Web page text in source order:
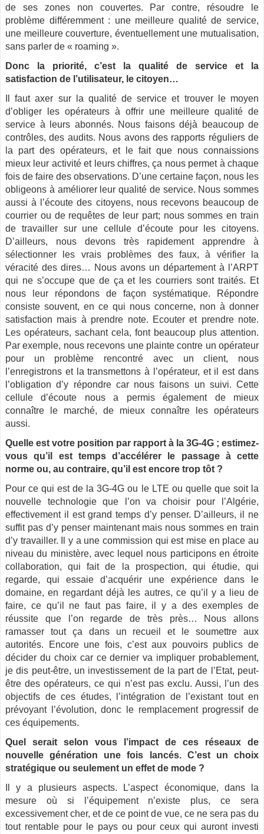
de ses zones non couvertes. Par contre, résoudre le
problème différemment : une meilleure qualité de service,
une meilleure couverture, éventuellement une mutualisation,
sans parler de « roaming ».
Donc la priorité, c’est la qualité de service et la
satisfaction de l’utilisateur, le citoyen…
Il faut axer sur la qualité de service et trouver le moyen
d’obliger les opérateurs à offrir une meilleure qualité de
service à leurs abonnés. Nous faisons déjà beaucoup de
contrôles, des audits. Nous avons des rapports réguliers de
la part des opérateurs, et le fait que nous connaissions
mieux leur activité et leurs chiffres, ça nous permet à chaque
fois de faire des observations. D’une certaine façon, nous les
obligeons à améliorer leur qualité de service. Nous sommes
aussi à l’écoute des citoyens, nous recevons beaucoup de
courrier ou de requêtes de leur part; nous sommes en train
de travailler sur une cellule d’écoute pour les citoyens.
D’ailleurs, nous devons très rapidement apprendre à
sélectionner les vrais problèmes des faux, à vérifier la
véracité des dires… Nous avons un département à l’ARPT
qui ne s’occupe que de ça et les courriers sont traités. Et
nous leur répondons de façon systématique. Répondre
consiste souvent, en ce qui nous concerne, non à donner
satisfaction mais à prendre note. Ecouter et prendre note.
Les opérateurs, sachant cela, font beaucoup plus attention.
Par exemple, nous recevons une plainte contre un opérateur
pour un problème rencontré avec un client, nous
l’enregistrons et la transmettons à l’opérateur, et il est dans
l’obligation d’y répondre car nous faisons un suivi. Cette
cellule d’écoute nous a permis également de mieux
connaître le marché, de mieux connaître les opérateurs
aussi.
Quelle est votre position par rapport à la 3G-4G ; estimez-
vous qu’il est temps d’accélérer le passage à cette
norme ou, au contraire, qu’il est encore trop tôt ?
Pour ce qui est de la 3G-4G ou le LTE ou quelle que soit la
nouvelle technologie que l’on va choisir pour l’Algérie,
effectivement il est grand temps d’y penser. D’ailleurs, il ne
suffit pas d’y penser maintenant mais nous sommes en train
d’y travailler. Il y a une commission qui est mise en place au
niveau du ministère, avec lequel nous participons en étroite
collaboration, qui fait de la prospection, qui étudie, qui
regarde, qui essaie d’acquérir une expérience dans le
domaine, en regardant déjà les autres, ce qu’il y a lieu de
faire, ce qu’il ne faut pas faire, il y a des exemples de
réussite que l’on regarde de très près… Nous allons
ramasser tout ça dans un recueil et le soumettre aux
autorités. Encore une fois, c’est aux pouvoirs publics de
décider du choix car ce dernier va impliquer probablement,
je dis peut-être, un investissement de la part de l’Etat, peut-
être des opérateurs, ce qui n’est pas exclu. Aussi, l’un des
objectifs de ces études, l’intégration de l’existant tout en
prévoyant l’évolution, donc le remplacement progressif de
ces équipements.
Quel serait selon vous l’impact de ces réseaux de
nouvelle génération une fois lancés. C’est un choix
stratégique ou seulement un effet de mode ?
Il y a plusieurs aspects. L’aspect économique, dans la
mesure où si l’équipement n’existe plus, ce sera
excessivement cher, et de ce point de vue, ce ne sera pas du
tout rentable pour le pays ou pour ceux qui auront investi